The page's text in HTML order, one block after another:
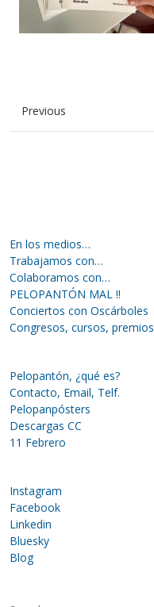
Previous
En los medios…
Trabajamos con…
Colaboramos con…
PELOPANTÓN MAL !!
Conciertos con Oscárboles
Congresos, cursos, premios
Pelopantón, ¿qué es?
Contacto, Email, Telf.
Pelopanpósters
Descargas CC
11 Febrero
Instagram
Facebook
Linkedin
Bluesky
Blog